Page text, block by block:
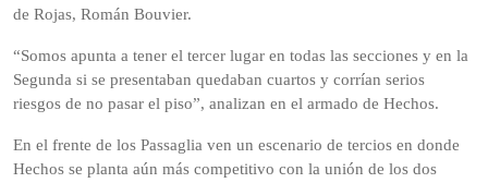
de Rojas, Román Bouvier.
“Somos apunta a tener el tercer lugar en todas las secciones y en la
Segunda si se presentaban quedaban cuartos y corrían serios
riesgos de no pasar el piso”, analizan en el armado de Hechos.
En el frente de los Passaglia ven un escenario de tercios en donde
Hechos se planta aún más competitivo con la unión de los dos